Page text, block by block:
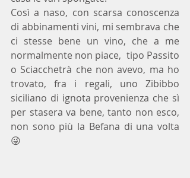
Così a naso, con scarsa conoscenza
di abbinamenti vini, mi sembrava che
ci stesse bene un vino, che a me
normalmente non piace,  tipo Passito
o Sciacchetrà che non avevo, ma ho
trovato, fra i regali, uno Zibibbo
siciliano di ignota provenienza che sì
per stasera va bene, tanto non esco,
non sono più la Befana di una volta
😜